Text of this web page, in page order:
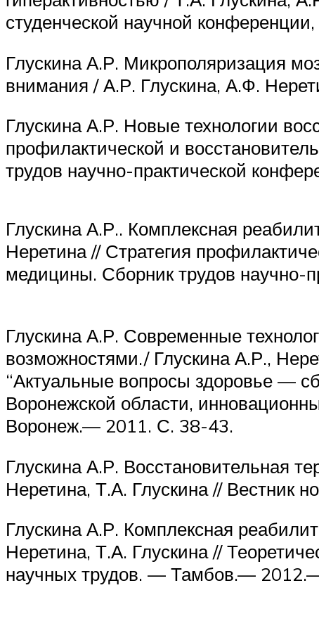
студенческой научной
Глускина А.Р. Микрополяризация
внимания / А.Р. Глускина, А.Ф.
Глускина А.Р. Новые технологии
профилактической и
трудов научно-практической
Глускина А.Р.. Комплексная
Неретина // Стратегия
медицины. Сборник трудов
Глускина А.Р. Современные
возможностями./ Глускина А.Р.,
“Актуальные вопросы здоровье —
Воронежской области,
Воронеж.— 2011. С. 38-43.
Глускина А.Р. Восстановительная
Неретина, Т.А. Глускина //
Глускина А.Р. Комплексная
Неретина, Т.А. Глускина //
научных трудов. — Тамбов.—